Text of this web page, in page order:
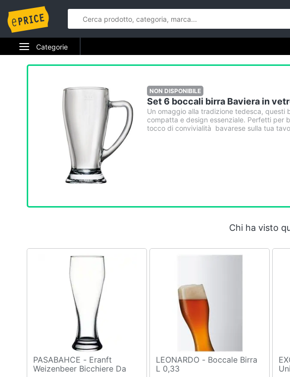
Categorie
Elettrodomestici
Informatica
Telefonia
Tv e Home Cinema
Smart home
Videogiochi
Brico e Giardinaggio
Salute e igiene
Prima infanzia
NON DISPONIBILE
Set 6 boccali birra Baviera in
Un omaggio alla tradizione tedesca, questi
compatta e design essenziale. Perfetti per
tocco di convivialità bavarese sulla tua
Chi ha visto
PASABAHCE - Eranft
Weizenbeer Bicchiere Da
LEONARDO - Boccale Birra
L 0,33